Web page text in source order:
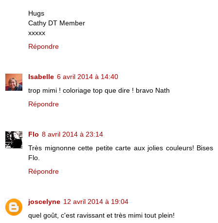
Hugs
Cathy DT Member
xxxxx
Répondre
Isabelle 6 avril 2014 à 14:40
trop mimi ! coloriage top que dire ! bravo Nath
Répondre
Flo 8 avril 2014 à 23:14
Très mignonne cette petite carte aux jolies couleurs! Bises
Flo.
Répondre
joscelyne 12 avril 2014 à 19:04
quel goût, c'est ravissant et très mimi tout plein!